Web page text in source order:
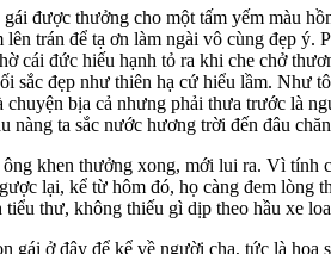
được thưởng cho một tấm yếm màu
trán để tạ ơn làm ngài vô cùng đẹp ý.
cái đức hiếu hạnh tỏ ra khi che chở
sắc đẹp như thiên hạ cứ hiểu lầm. Như
chuyện bịa cả nhưng phải thưa trước là
nàng ta sắc nước hương trời đến đâu
khen thưởng xong, mới lui ra. Vì tính
lại, kể từ hôm đó, họ càng đem lòng
thư, không thiếu gì dịp theo hầu xe
gái ở đây để kể về người cha, tức là